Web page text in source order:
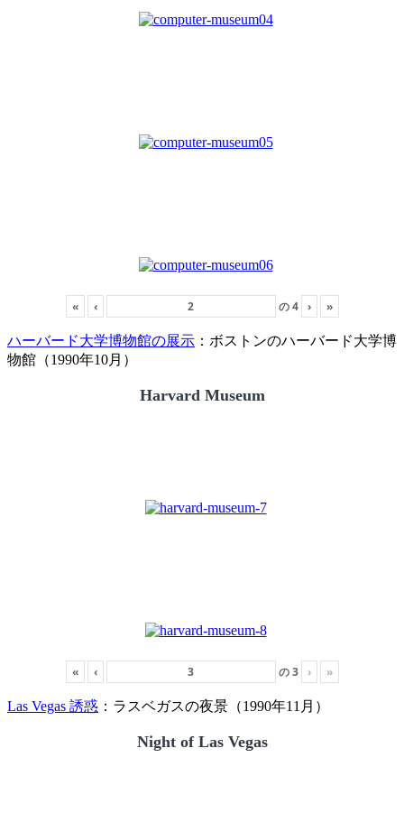
« ‹ の4 › »
ハーバード大学博物館の展示 ：ボストンのハーバード大学博
物館（1990年10月）
Harvard Museum
« ‹ の3 › »
Las Vegas 誘惑 ：ラスベガスの夜景（1990年11月）
Night of Las Vegas